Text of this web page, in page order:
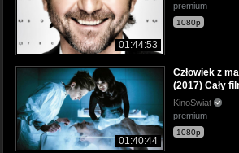
01:44:53
premium
1080p
01:40:44
Człowiek z
(2017) Cały
KinoSwiat
premium
1080p